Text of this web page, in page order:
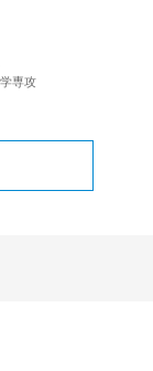
専攻